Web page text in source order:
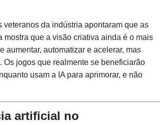
veteranos da indústria apontaram que as
mostra que a visão criativa ainda é o mais
aumentar, automatizar e acelerar, mas
jogos que realmente se beneficiarão
usam a IA para aprimorar, e não
artificial no